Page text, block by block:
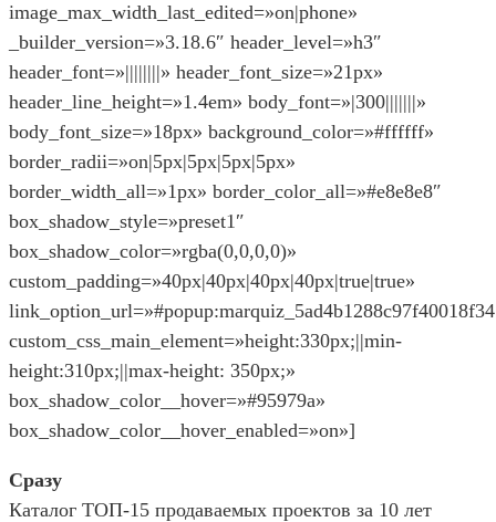
image_max_width_last_edited=»on|phone»
_builder_version=»3.18.6″ header_level=»h3″
header_font=»||||||||» header_font_size=»21px»
header_line_height=»1.4em» body_font=»|300|||||||»
body_font_size=»18px» background_color=»#ffffff»
border_radii=»on|5px|5px|5px|5px»
border_width_all=»1px» border_color_all=»#e8e8e8″
box_shadow_style=»preset1″
box_shadow_color=»rgba(0,0,0,0)»
custom_padding=»40px|40px|40px|40px|true|true»
custom_css_main_element=»height:330px;||min-
height:310px;||max-height: 350px;»
box_shadow_color__hover=»#95979a»
box_shadow_color__hover_enabled=»on»]
Сразу
Каталог ТОП-15 продаваемых проектов за 10 лет